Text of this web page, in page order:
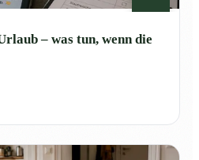
– was tun, wenn die